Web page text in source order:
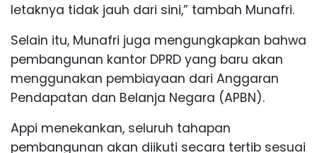
letaknya tidak jauh dari sini,” tambah Munafri.
Selain itu, Munafri juga mengungkapkan bahwa
pembangunan kantor DPRD yang baru akan
menggunakan pembiayaan dari Anggaran
Pendapatan dan Belanja Negara (APBN).
Appi menekankan, seluruh tahapan
pembangunan akan diikuti secara tertib sesuai